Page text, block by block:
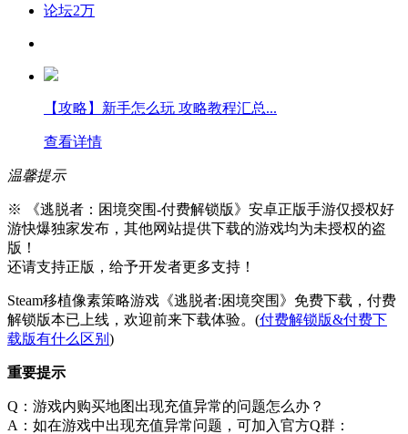
论坛2万
【攻略】新手怎么玩 攻略教程汇总...
查看详情
温馨提示
※ 《逃脱者：困境突围-付费解锁版》安卓正版手游仅授权好
游快爆独家发布，其他网站提供下载的游戏均为未授权的盗
版！
还请支持正版，给予开发者更多支持！
Steam移植像素策略游戏《逃脱者:困境突围》免费下载，付费
解锁版本已上线，欢迎前来下载体验。(付费解锁版&付费下
载版有什么区别 )
重要提示
Q：游戏内购买地图出现充值异常的问题怎么办？
A：如在游戏中出现充值异常问题，可加入官方Q群：